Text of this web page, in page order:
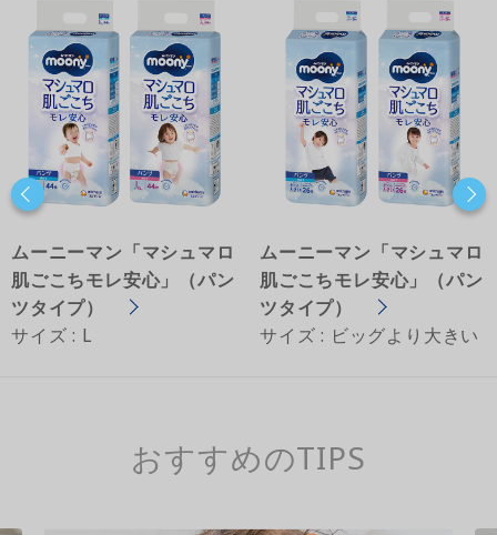
ムーニーマン「マシュマロ
肌ごこちモレ安心」（パン
ツタイプ）
サイズ : L
ムーニーマン「マシュマロ
肌ごこちモレ安心」（パン
ツタイプ）
サイズ : ビッグより大きい
おすすめのTIPS